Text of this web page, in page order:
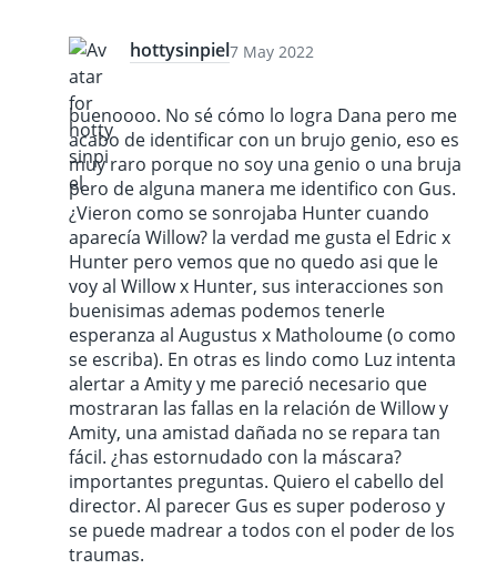
hottysinpiel7 May 2022
buenoooo. No sé cómo lo logra Dana pero me
acabo de identificar con un brujo genio, eso es
muy raro porque no soy una genio o una bruja
pero de alguna manera me identifico con Gus.
¿Vieron como se sonrojaba Hunter cuando
aparecía Willow? la verdad me gusta el Edric x
Hunter pero vemos que no quedo asi que le
voy al Willow x Hunter, sus interacciones son
buenisimas ademas podemos tenerle
esperanza al Augustus x Matholoume (o como
se escriba). En otras es lindo como Luz intenta
alertar a Amity y me pareció necesario que
mostraran las fallas en la relación de Willow y
Amity, una amistad dañada no se repara tan
fácil. ¿has estornudado con la máscara?
importantes preguntas. Quiero el cabello del
director. Al parecer Gus es super poderoso y
se puede madrear a todos con el poder de los
traumas.